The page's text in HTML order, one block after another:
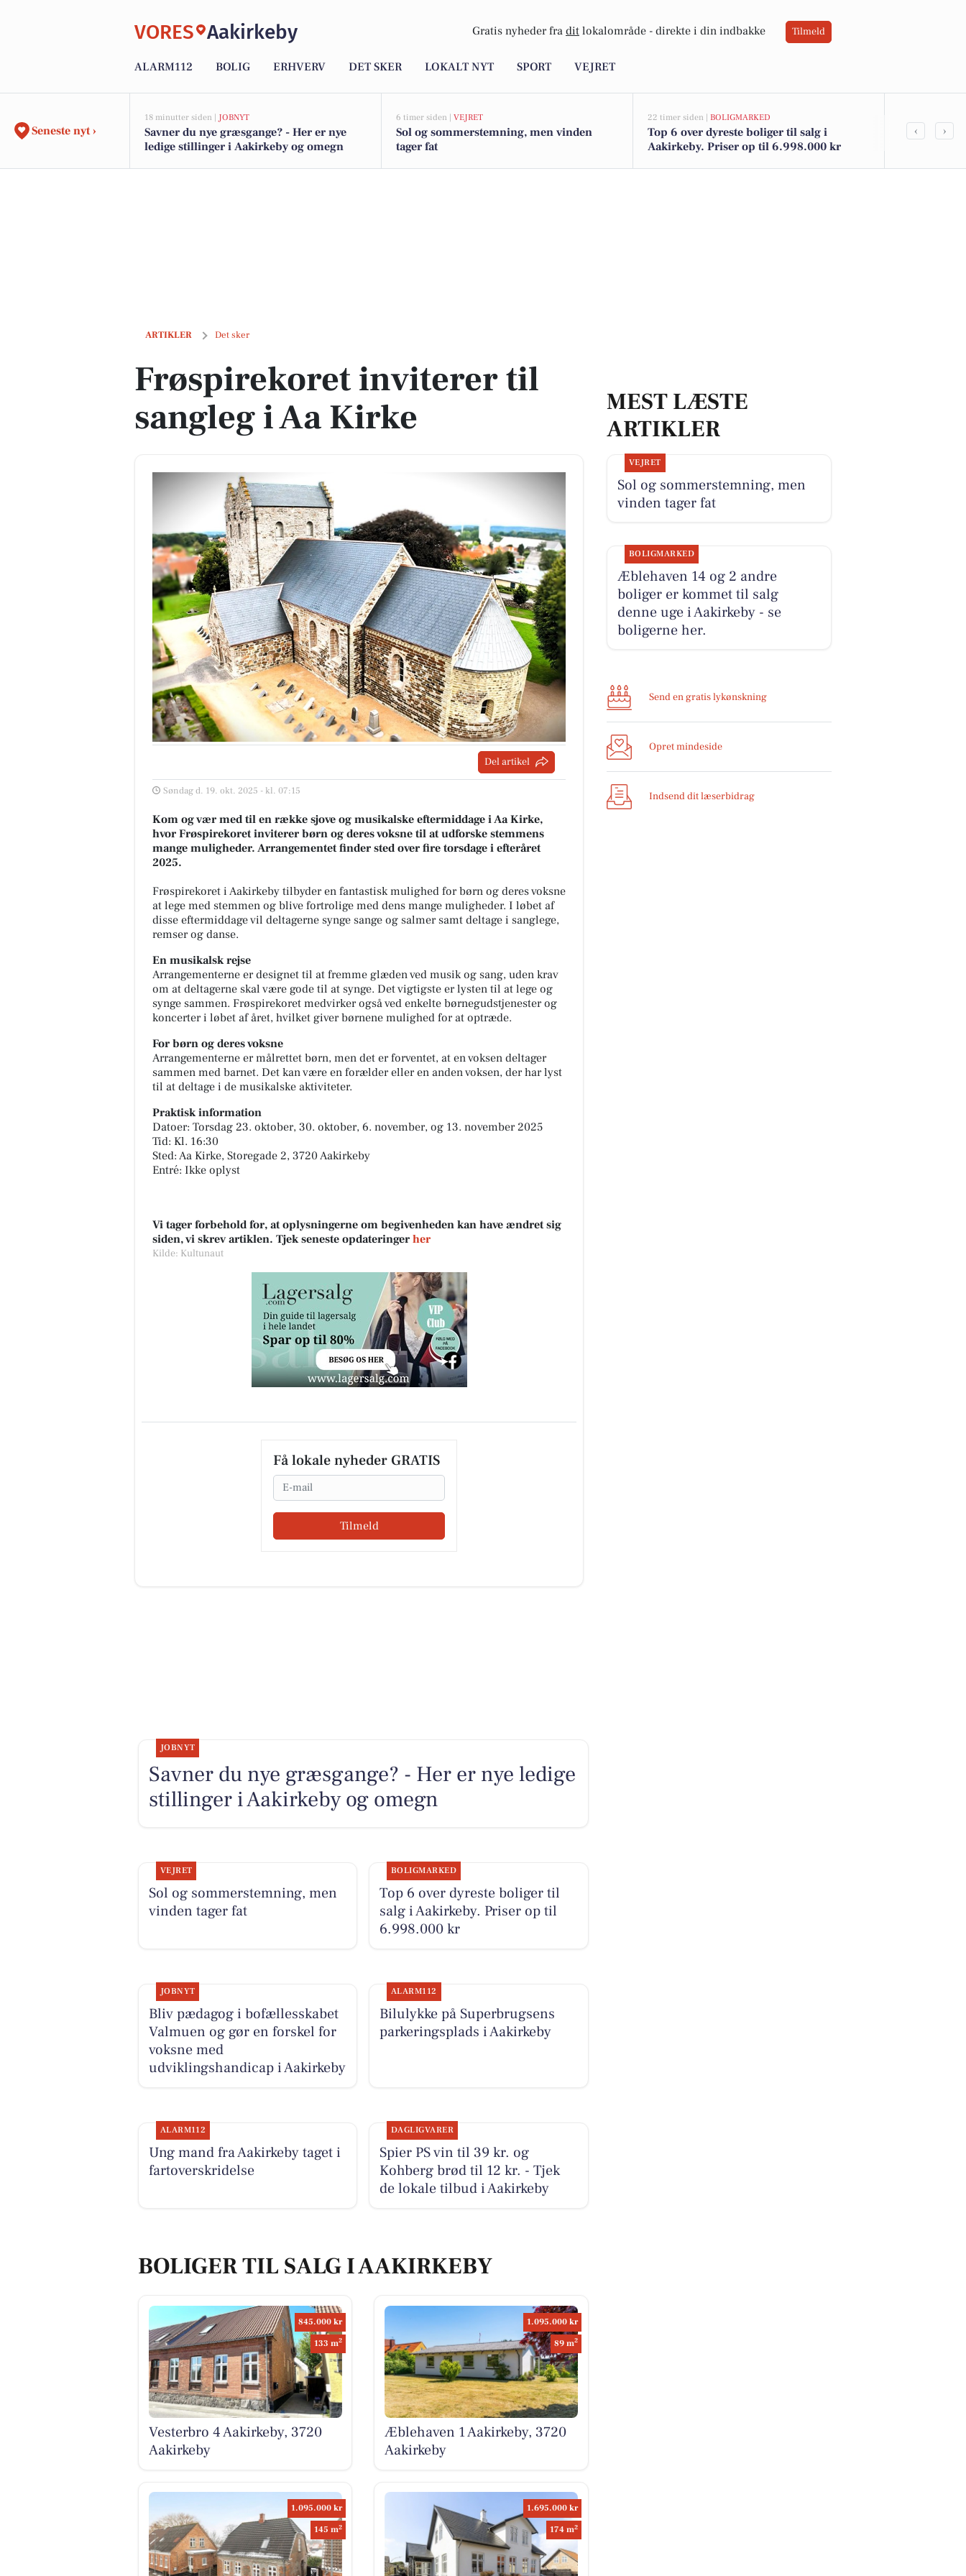
VORES Aakirkeby Gratis nyheder fra dit lokalområde - direkte i din indbakke Tilmeld
ALARM112 BOLIG ERHVERV DET SKER LOKALT NYT SPORT VEJRET
Seneste nyt ›
18 minutter siden | JOBNYT
Savner du nye græsgange? - Her er nye
ledige stillinger i Aakirkeby og omegn
6 timer siden | VEJRET
Sol og sommerstemning, men vinden
tager fat
22 timer siden | BOLIGMARKED
Top 6 over dyreste boliger til salg i
Aakirkeby. Priser op til 6.998.000 kr
Bliv
‹ ›
ARTIKLER Det sker
Frøspirekoret inviterer til sangleg i Aa Kirke
Frøspirekoret inviterer til
sangleg i Aa Kirke
Del artikel
Søndag d. 19. okt. 2025 - kl. 07:15
Kom og vær med til en række sjove og musikalske eftermiddage i Aa Kirke,
hvor Frøspirekoret inviterer børn og deres voksne til at udforske stemmens
mange muligheder. Arrangementet finder sted over fire torsdage i efteråret
2025.
Frøspirekoret i Aakirkeby tilbyder en fantastisk mulighed for børn og deres voksne
at lege med stemmen og blive fortrolige med dens mange muligheder. I løbet af
disse eftermiddage vil deltagerne synge sange og salmer samt deltage i sanglege,
remser og danse.
En musikalsk rejse
Arrangementerne er designet til at fremme glæden ved musik og sang, uden krav
om at deltagerne skal være gode til at synge. Det vigtigste er lysten til at lege og
synge sammen. Frøspirekoret medvirker også ved enkelte børnegudstjenester og
koncerter i løbet af året, hvilket giver børnene mulighed for at optræde.
For børn og deres voksne
Arrangementerne er målrettet børn, men det er forventet, at en voksen deltager
sammen med barnet. Det kan være en forælder eller en anden voksen, der har lyst
til at deltage i de musikalske aktiviteter.
Praktisk information
Datoer: Torsdag 23. oktober, 30. oktober, 6. november, og 13. november 2025
Tid: Kl. 16:30
Sted: Aa Kirke, Storegade 2, 3720 Aakirkeby
Entré: Ikke oplyst
Vi tager forbehold for, at oplysningerne om begivenheden kan have ændret sig
siden, vi skrev artiklen. Tjek seneste opdateringer her
Kilde: Kultunaut
Få lokale nyheder GRATIS
Email
Tilmeld
MEST LÆSTE
ARTIKLER
VEJRET
Sol og sommerstemning, men
vinden tager fat
BOLIGMARKED
Æblehaven 14 og 2 andre
boliger er kommet til salg
denne uge i Aakirkeby - se
boligerne her.
Send en gratis lykønskning
Opret mindeside
Indsend dit læserbidrag
JOBNYT
Savner du nye græsgange? - Her er nye ledige
stillinger i Aakirkeby og omegn
VEJRET
Sol og sommerstemning, men
vinden tager fat
BOLIGMARKED
Top 6 over dyreste boliger til
salg i Aakirkeby. Priser op til
6.998.000 kr
JOBNYT
Bliv pædagog i bofællesskabet
Valmuen og gør en forskel for
voksne med
udviklingshandicap i Aakirkeby
ALARM112
Bilulykke på Superbrugsens
parkeringsplads i Aakirkeby
ALARM112
Ung mand fra Aakirkeby taget i
fartoverskridelse
DAGLIGVARER
Spier PS vin til 39 kr. og
Kohberg brød til 12 kr. - Tjek
de lokale tilbud i Aakirkeby
BOLIGER TIL SALG I AAKIRKEBY
845.000 kr
133 m2
Vesterbro 4 Aakirkeby, 3720
Aakirkeby
1.095.000 kr
89 m2
Æblehaven 1 Aakirkeby, 3720
Aakirkeby
1.095.000 kr
145 m2
1.695.000 kr
174 m2